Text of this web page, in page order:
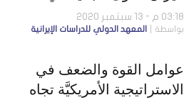
الشرق الأوسط
03:18 م - 13 سبتمبر 2020
بواسطة المعهد الدولي للدراسات الإيرانية
عوامل القوة والضعف في
الاستراتيجية الأمريكيَّة تجاه